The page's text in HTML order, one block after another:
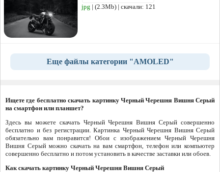
jpg | (2.3Mb) | скачали: 121
Еще файлы категории "AMOLED"
Ищете где бесплатно скачать картинку Черный Черешня Вишня Серый
на смартфон или планшет?
Здесь вы можете скачать Черный Черешня Вишня Серый совершенно
бесплатно и без регистрации. Картинка Черный Черешня Вишня Серый
обязательно вам понравится! Обои с изображением Черный Черешня
Вишня Серый можно скачать на вам смартфон, телефон или компьютер
совершенно бесплатно и потом установить в качестве заставки или обоев.
Как скачать картинку Черный Черешня Вишня Серый